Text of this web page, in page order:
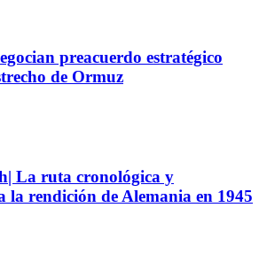
preacuerdo estratégico
de Ormuz
La ruta cronológica y
la rendición de Alemania en 1945